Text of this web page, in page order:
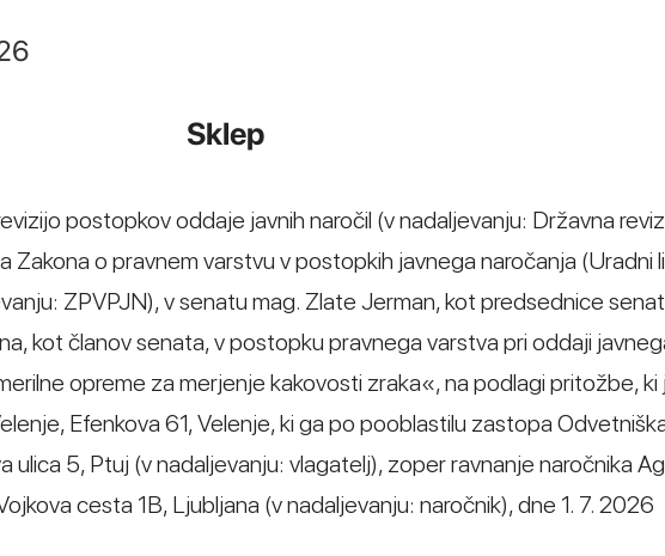
Sklep
postopkov oddaje javnih naročil (v nadaljevanju: Državna
Zakona o pravnem varstvu v postopkih javnega naročanja (Uradni
ZPVPJN), v senatu mag. Zlate Jerman, kot predsednice
kot članov senata, v postopku pravnega varstva pri oddaji
opreme za merjenje kakovosti zraka«, na podlagi pritožbe, ki
Efenkova 61, Velenje, ki ga po pooblastilu zastopa
ulica 5, Ptuj (v nadaljevanju: vlagatelj), zoper ravnanje naročnika
cesta 1B, Ljubljana (v nadaljevanju: naročnik), dne 1. 7. 2026